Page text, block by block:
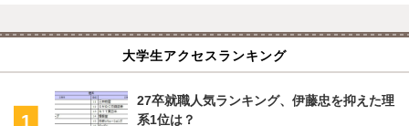
大学生アクセスランキング
27卒就職人気ランキング、伊藤忠を抑えた理
系1位は？